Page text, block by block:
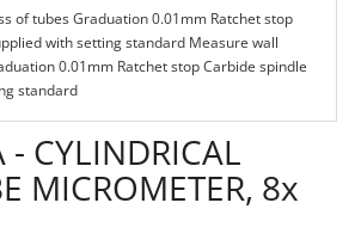
of tubes Graduation 0.01mm Ratchet stop
with setting standard Measure wall
0.01mm Ratchet stop Carbide spindle
standard
CYLINDRICAL
MICROMETER, 8x